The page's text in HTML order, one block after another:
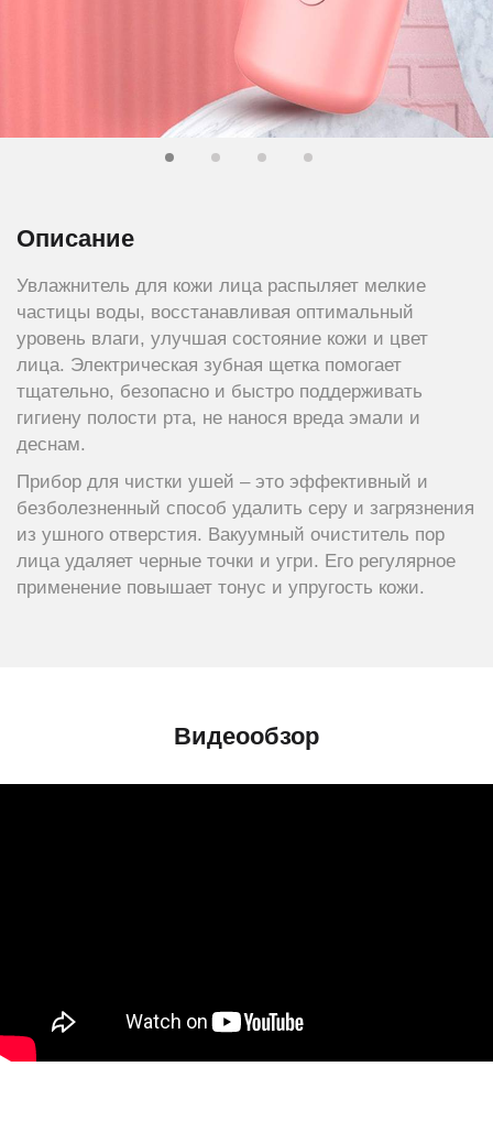
Описание
Увлажнитель для кожи лица распыляет мелкие
частицы воды, восстанавливая оптимальный
уровень влаги, улучшая состояние кожи и цвет
лица. Электрическая зубная щетка помогает
тщательно, безопасно и быстро поддерживать
гигиену полости рта, не нанося вреда эмали и
деснам.
Прибор для чистки ушей – это эффективный и
безболезненный способ удалить серу и загрязнения
из ушного отверстия. Вакуумный очиститель пор
лица удаляет черные точки и угри. Его регулярное
применение повышает тонус и упругость кожи.
Видеообзор